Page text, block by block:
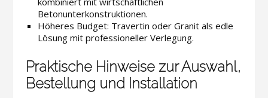
Betonunterkonstruktionen.
Höheres Budget: Travertin oder Granit als edle
Lösung mit professioneller Verlegung.
Praktische Hinweise zur Auswahl,
Bestellung und Installation